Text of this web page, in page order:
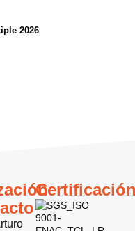
2026